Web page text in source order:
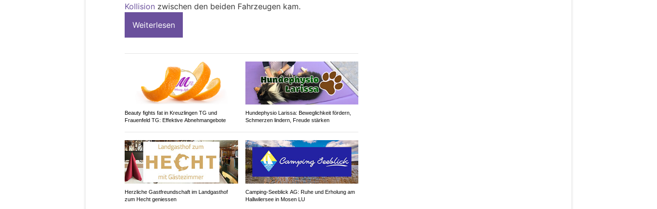
Kollision zwischen den beiden Fahrzeugen kam.
Weiterlesen
Beauty fights fat in Kreuzlingen TG und
Frauenfeld TG: Effektive Abnehmangebote
Hundephysio Larissa: Beweglichkeit fördern,
Schmerzen lindern, Freude stärken
Herzliche Gastfreundschaft im Landgasthof
zum Hecht geniessen
Camping-Seeblick AG: Ruhe und Erholung am
Hallwilersee in Mosen LU